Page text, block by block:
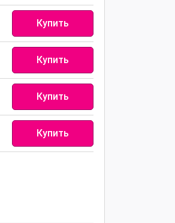
Купить
Купить
Купить
Купить